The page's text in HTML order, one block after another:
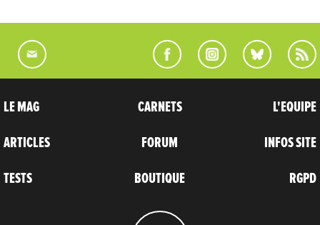
LE MAG
ARTICLES
TESTS
CARNETS
FORUM
BOUTIQUE
L'EQUIPE
INFOS SITE
RGPD